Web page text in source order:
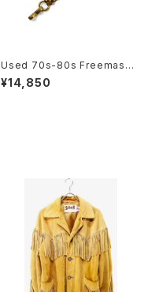
Used 70s-80s Freemason
Sword Short Chain 古着
¥14,850